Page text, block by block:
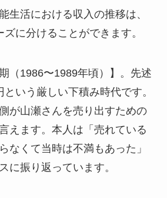
生活における収入の推移は、
に分けることができます。
（1986〜1989年頃）】。先述
いう厳しい下積み時代です。
が山瀬さんを売り出すための
えます。本人は「売れている
なくて当時は不満もあった」
に振り返っています。